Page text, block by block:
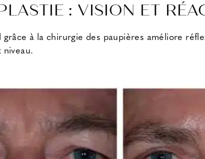
: VISION ET
grâce à la chirurgie des paupières améliore
niveau.